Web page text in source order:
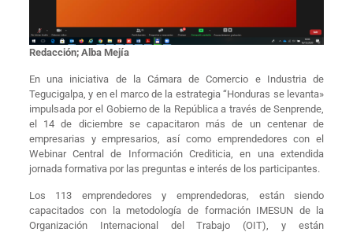
Redacción; Alba Mejía
En una iniciativa de la Cámara de Comercio e Industria de
Tegucigalpa, y en el marco de la estrategia “Honduras se levanta»
impulsada por el Gobierno de la República a través de Senprende,
el 14 de diciembre se capacitaron más de un centenar de
empresarias y empresarios, así como emprendedores con el
Webinar Central de Información Crediticia, en una extendida
jornada formativa por las preguntas e interés de los participantes.
Los 113 emprendedores y emprendedoras, están siendo
capacitados con la metodología de formación IMESUN de la
Organización Internacional del Trabajo (OIT), y están